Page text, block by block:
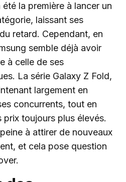
la première à lancer un
laissant ses
retard. Cependant, en
semble déjà avoir
à celle de ses
La série Galaxy Z Fold,
largement en
concurrents, tout en
toujours plus élevés.
à attirer de nouveaux
et cela pose question